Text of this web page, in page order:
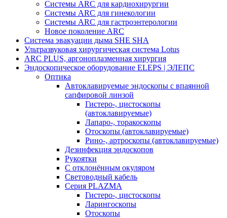
Системы ARC для кардиохирургии
Системы ARC для гинекологии
Системы ARC для гастроэнтерологии
Новое поколение ARC
Система эвакуации дыма SHE SHA
Ультразвуковая хирургическая система Lotus
ARC PLUS, аргоноплазменная хирургия
Эндоскопическое оборудование ELEPS | ЭЛЕПС
Оптика
Автоклавируемые эндоскопы с впаянной
сапфировой линзой
Гистеро-, цистоскопы
(автоклавируемые)
Лапаро-, торакоскопы
Отоскопы (автоклавируемые)
Рино-, артроскопы (автоклавируемые)
Дезинфекция эндоскопов
Рукоятки
С отклонённым окуляром
Световодный кабель
Серия PLAZMA
Гистеро-, цистоскопы
Ларингоскопы
Отоскопы